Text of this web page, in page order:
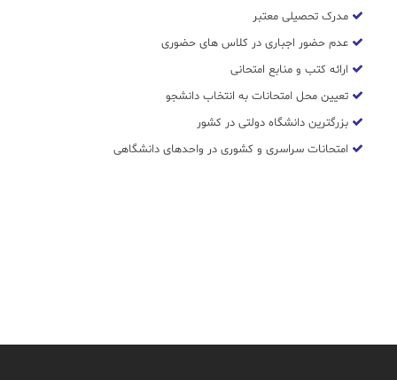
مدرک تحصیلی معتبر
عدم حضور اجباری در کلاس های حضوری
ارائه کتب و منابع امتحانی
تعیین محل امتحانات به انتخاب دانشجو
بزرگترین دانشگاه دولتی در کشور
امتحانات سراسری و کشوری در واحدهای دانشگاهی